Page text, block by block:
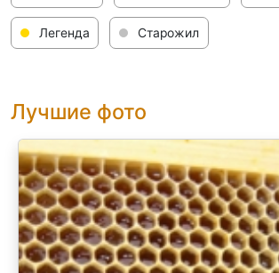
Легенда Старожил
Лучшие фото